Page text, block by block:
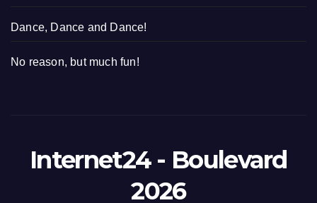
Dance, Dance and Dance!
No reason, but much fun!
Internet24 - Boulevard
2026